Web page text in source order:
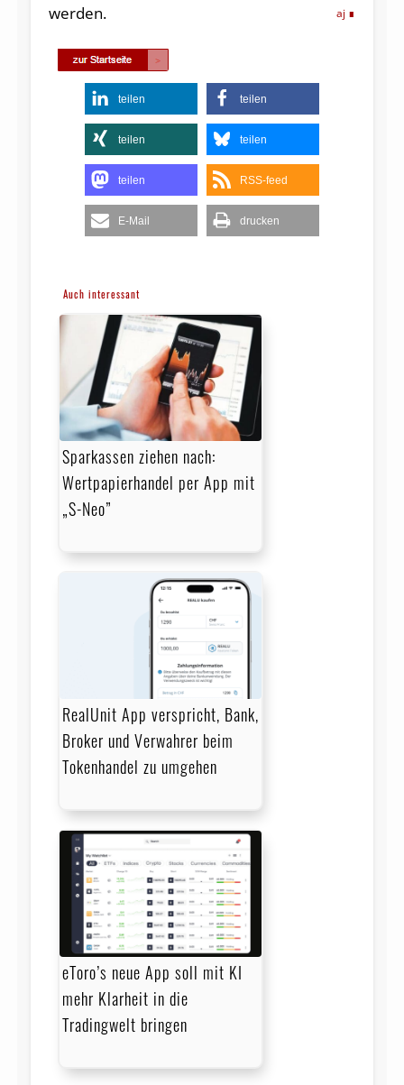
werden.
aj
teilen teilen
teilen teilen
teilen RSS-feed
E-Mail drucken
Auch interessant
Sparkassen ziehen nach:
Wertpapierhandel per App mit
„S-Neo”
RealUnit App verspricht, Bank,
Broker und Verwahrer beim
Tokenhandel zu umgehen
eToro’s neue App soll mit KI
mehr Klarheit in die
Tradingwelt bringen